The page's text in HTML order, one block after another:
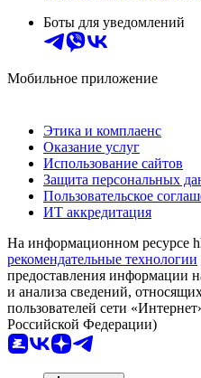
Боты для уведомлений
Мобильное приложение
Этика и комплаенс
Оказание услуг
Использование сайтов
Защита персональных
Пользовательское
ИТ аккредитация
На информационном ресурсе
рекомендательные технологии
предоставления информации
и анализа сведений,
пользователей сети
Российской Федерации)